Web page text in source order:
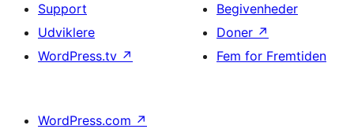
Support
Udviklere
WordPress.tv ↗
Begivenheder
Doner ↗
Fem for Fremtiden
WordPress.com ↗